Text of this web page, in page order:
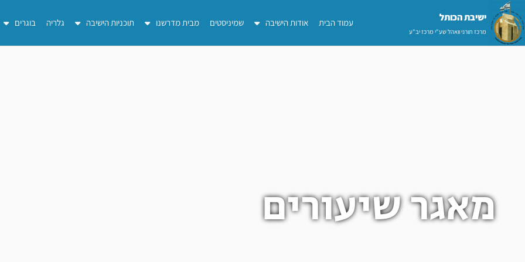
דילוג
לתוכן
ישיבת הכותל​
מרכז תורני וואהל שע"י מרכז יב"ע
עמוד הבית אודות הישיבה שמיניסטים מבית מדרשנו תוכניות הישיבה גלריה בוגרים
מאגר שיעורים